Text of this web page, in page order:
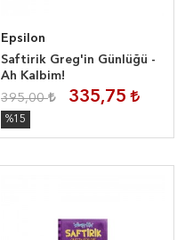
Epsilon
Saftirik Greg'in Günlüğü -
Ah Kalbim!
395,00 335,75
%15